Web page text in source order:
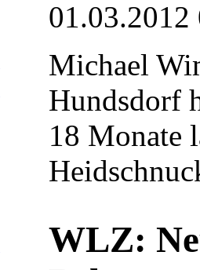
01.03.2012
Michael
Hundsdorf
18 Monate
WLZ: